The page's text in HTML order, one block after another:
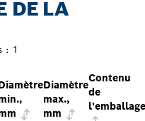
DE LA
: 1
Diamètre
max.,
mm
Contenu
de
l'emballage